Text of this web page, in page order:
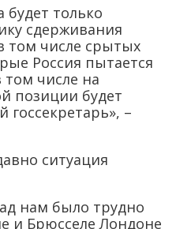
будет только
сдерживания
том числе срытых
Россия пытается
том числе на
позиции будет
–
ситуация
нам было трудно
и Брюсселе Лондоне